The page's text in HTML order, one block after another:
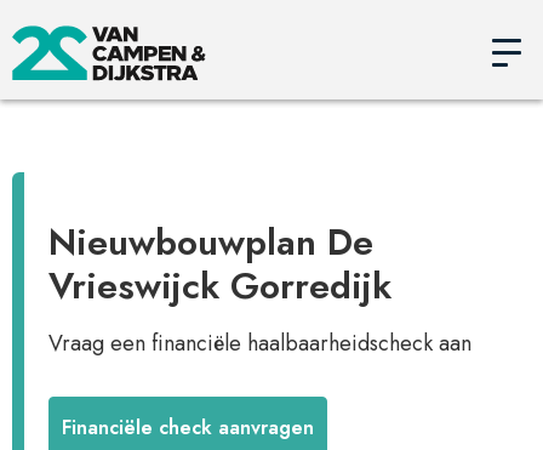
Nieuwbouwplan De
Vrieswijck Gorredijk
Vraag een financiële haalbaarheidscheck aan
Financiële check aanvragen